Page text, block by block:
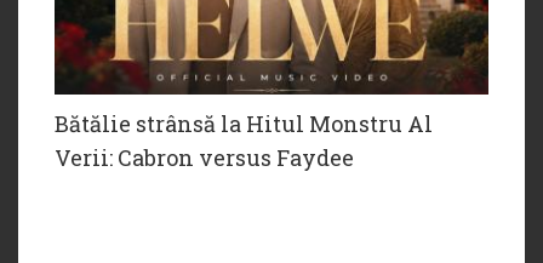
Bătălie strânsă la Hitul Monstru Al
Verii: Cabron versus Faydee